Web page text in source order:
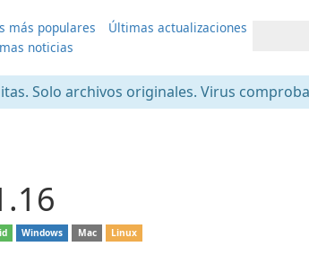
más populares
Últimas actualizaciones
noticias
Solo archivos originales. Virus
Windows Mac Linux